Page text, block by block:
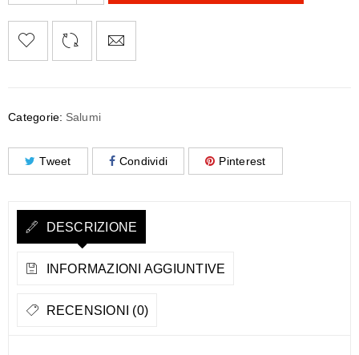
Categorie: Salumi
Tweet Condividi Pinterest
DESCRIZIONE
INFORMAZIONI AGGIUNTIVE
RECENSIONI (0)